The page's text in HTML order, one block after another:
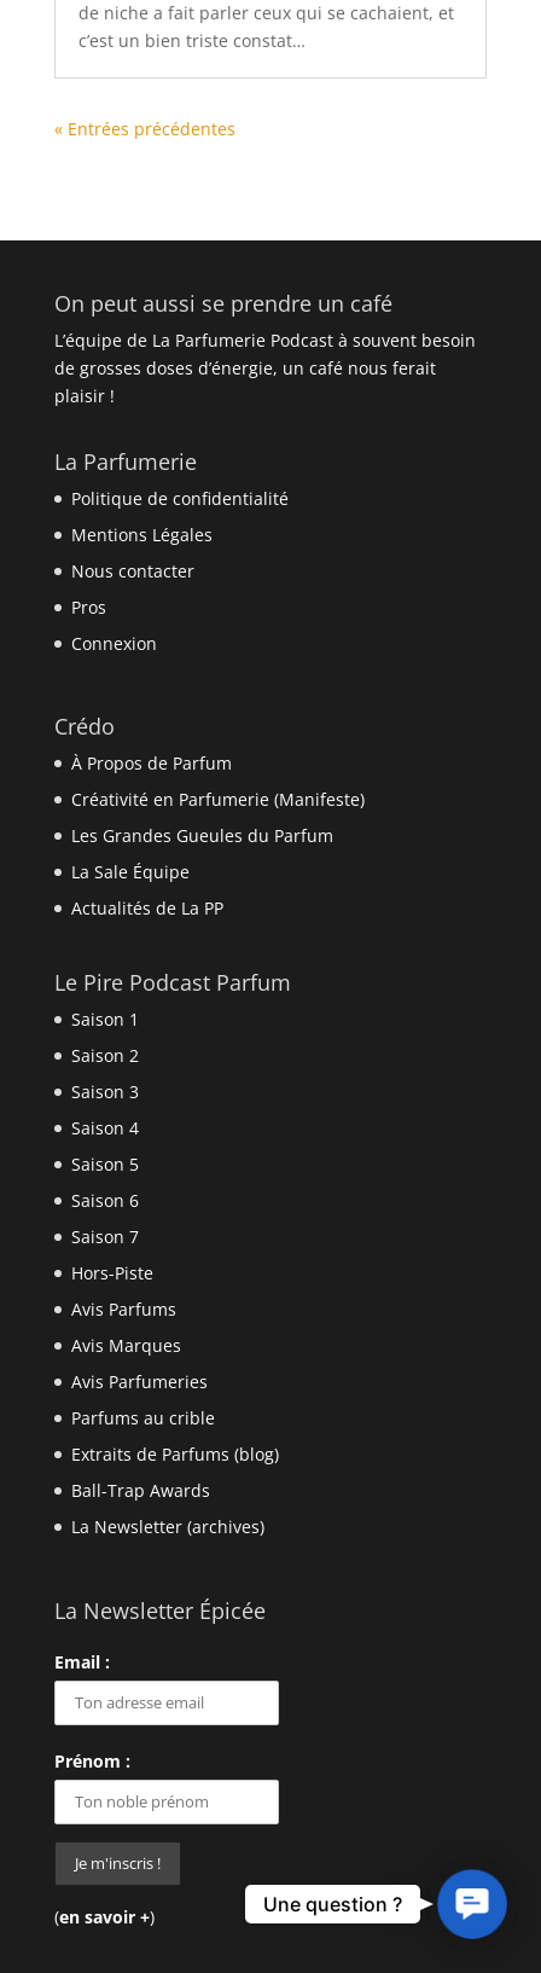
de niche a fait parler ceux qui se cachaient, et
c’est un bien triste constat…
« Entrées précédentes
On peut aussi se prendre un café
L’équipe de La Parfumerie Podcast à souvent besoin
de grosses doses d’énergie, un café nous ferait
plaisir !
La Parfumerie
Politique de confidentialité
Mentions Légales
Nous contacter
Pros
Connexion
Crédo
À Propos de Parfum
Créativité en Parfumerie (Manifeste)
Les Grandes Gueules du Parfum
La Sale Équipe
Actualités de La PP
Le Pire Podcast Parfum
Saison 1
Saison 2
Saison 3
Saison 4
Saison 5
Saison 6
Saison 7
Hors-Piste
Avis Parfums
Avis Marques
Avis Parfumeries
Parfums au crible
Extraits de Parfums (blog)
Ball-Trap Awards
La Newsletter (archives)
La Newsletter Épicée
Email :
Prénom :
(en savoir +)
Contact
Us
Une question ?